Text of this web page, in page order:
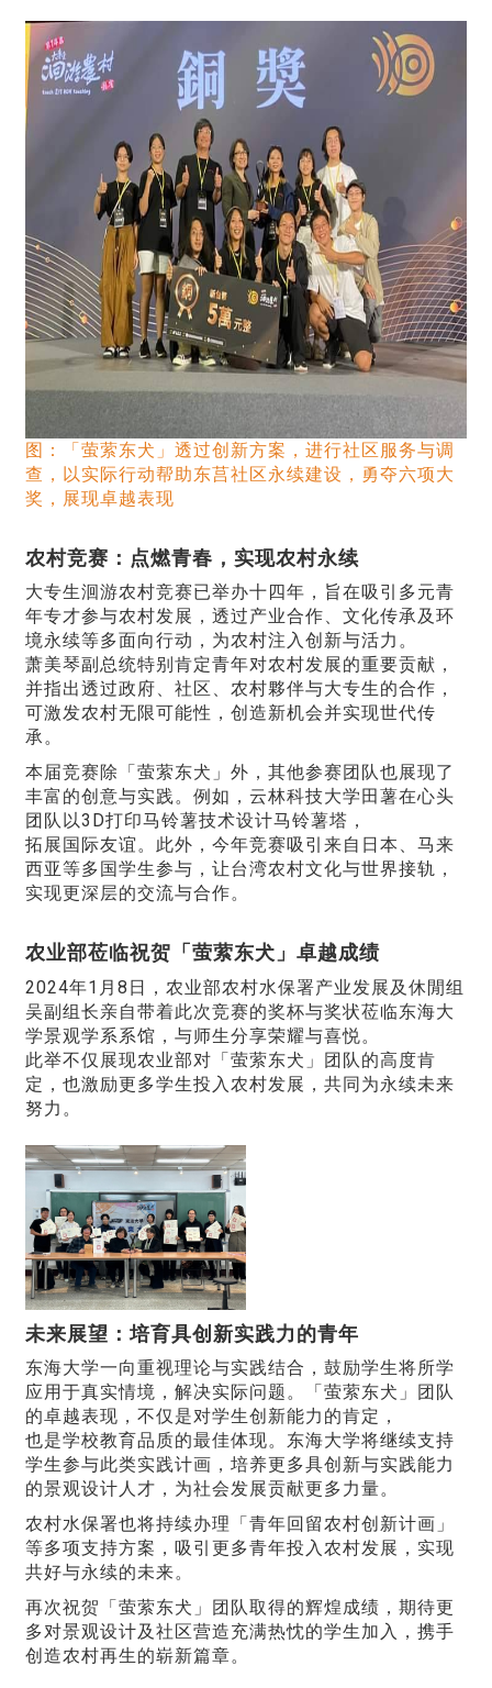
图：「萤萦东犬」透过创新方案，进行社区服务与调
查，以实际行动帮助东莒社区永续建设，勇夺六项大
奖，展现卓越表现
农村竞赛：点燃青春，实现农村永续
大专生洄游农村竞赛已举办十四年，旨在吸引多元青
年专才参与农村发展，透过产业合作、文化传承及环
境永续等多面向行动，为农村注入创新与活力。
萧美琴副总统特别肯定青年对农村发展的重要贡献，
并指出透过政府、社区、农村夥伴与大专生的合作，
可激发农村无限可能性，创造新机会并实现世代传
承。
本届竞赛除「萤萦东犬」外，其他参赛团队也展现了
丰富的创意与实践。例如，云林科技大学田薯在心头
团队以3D打印马铃薯技术设计马铃薯塔，
拓展国际友谊。此外，今年竞赛吸引来自日本、马来
西亚等多国学生参与，让台湾农村文化与世界接轨，
实现更深层的交流与合作。
农业部莅临祝贺「萤萦东犬」卓越成绩
2024年1月8日，农业部农村水保署产业发展及休閒组
吴副组长亲自带着此次竞赛的奖杯与奖状莅临东海大
学景观学系系馆，与师生分享荣耀与喜悦。
此举不仅展现农业部对「萤萦东犬」团队的高度肯
定，也激励更多学生投入农村发展，共同为永续未来
努力。
未来展望：培育具创新实践力的青年
东海大学一向重视理论与实践结合，鼓励学生将所学
应用于真实情境，解决实际问题。「萤萦东犬」团队
的卓越表现，不仅是对学生创新能力的肯定，
也是学校教育品质的最佳体现。东海大学将继续支持
学生参与此类实践计画，培养更多具创新与实践能力
的景观设计人才，为社会发展贡献更多力量。
农村水保署也将持续办理「青年回留农村创新计画」
等多项支持方案，吸引更多青年投入农村发展，实现
共好与永续的未来。
再次祝贺「萤萦东犬」团队取得的辉煌成绩，期待更
多对景观设计及社区营造充满热忱的学生加入，携手
创造农村再生的崭新篇章。